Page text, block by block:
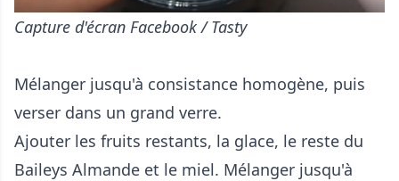
Capture d'écran Facebook / Tasty
Mélanger jusqu'à consistance homogène, puis
verser dans un grand verre.
Ajouter les fruits restants, la glace, le reste du
Baileys Almande et le miel. Mélanger jusqu'à